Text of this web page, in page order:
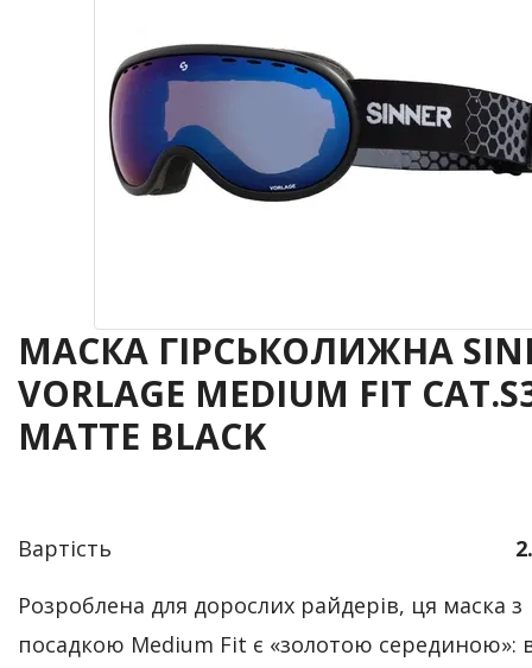
МАСКА ГІРСЬКОЛИЖНА
VORLAGE MEDIUM FIT
MATTE BLACK
Вартість
Розроблена для дорослих райдерів, ця маска з
посадкою Medium Fit є «золотою серединою»: